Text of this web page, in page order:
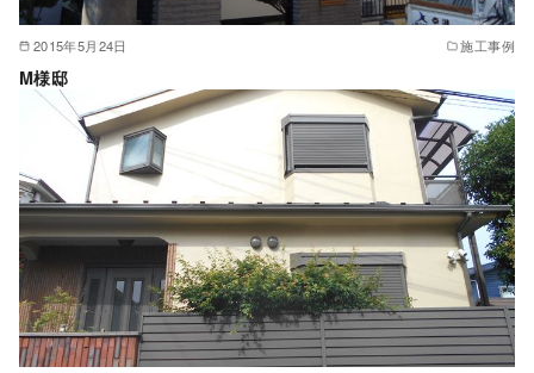
2015年5月24日 施工事例
M様邸